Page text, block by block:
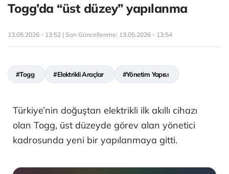
Togg’da “üst düzey” yapılanma
13.05.2026 - 13:52 | Son Güncellenme: 13.05.2026 - 13:54
#Togg #Elektrikli Araçlar #Yönetim Yapısı
Türkiye’nin doğuştan elektrikli ilk akıllı cihazı
olan Togg, üst düzeyde görev alan yönetici
kadrosunda yeni bir yapılanmaya gitti.